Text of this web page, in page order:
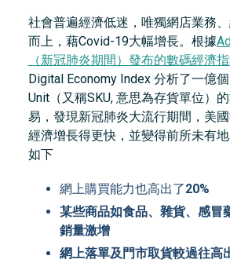
社會普遍經濟低迷，唯獨網店業務
而上，藉Covid-19大幅增長。根據
（新冠肺炎期間）發布的數碼經濟
Digital Economy Index 分析了一億
Unit（又稱SKU, 意思為存貨單位）
易，發現新冠肺炎大流行期間，美
經濟增長得更快，並變得前所未有
如下
網上購買能力也高出了20%
某些商品如食品、雜貨、感冒
銷量激增
網上落單及門市取貨較過往高